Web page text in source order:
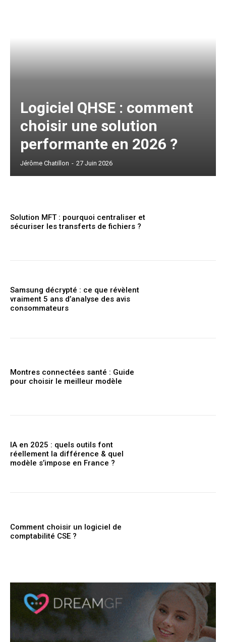
Logiciel QHSE : comment
choisir une solution
performante en 2026 ?
Jérôme Chatillon - 27 Juin 2026
Solution MFT : pourquoi centraliser et
sécuriser les transferts de fichiers ?
Samsung décrypté : ce que révèlent
vraiment 5 ans d’analyse des avis
consommateurs
Montres connectées santé : Guide
pour choisir le meilleur modèle
IA en 2025 : quels outils font
réellement la différence & quel
modèle s’impose en France ?
Comment choisir un logiciel de
comptabilité CSE ?